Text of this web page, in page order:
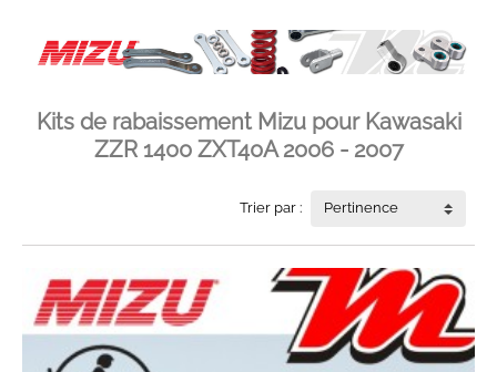
Kits de rabaissement Mizu pour Kawasaki
ZZR 1400 ZXT40A 2006 - 2007
Trier par : Pertinence